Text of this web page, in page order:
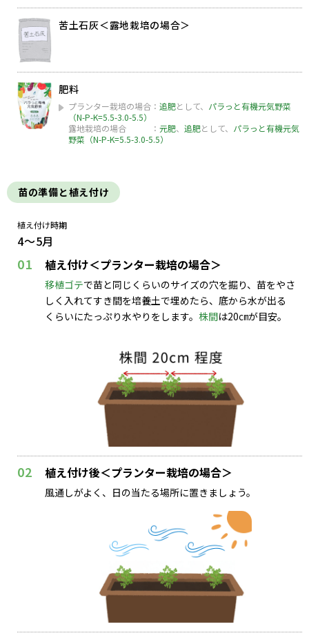
苦土石灰＜露地栽培の場合＞
肥料
プランター栽培の場合： 追肥として、 パラっと有機元気野菜
（N-P-K=5.5-3.0-5.5）
露地栽培の場合 ： 元肥、 追肥として、 パラっと有機元気
野菜（N-P-K=5.5-3.0-5.5）
苗の準備と植え付け
植え付け時期
4～5月
01 植え付け＜プランター栽培の場合＞
移植ゴテで苗と同じくらいのサイズの穴を掘り、苗をやさ
しく入れてすき間を培養土で埋めたら、底から水が出る
くらいにたっぷり水やりをします。 株間は20㎝が目安。
02 植え付け後＜プランター栽培の場合＞
風通しがよく、日の当たる場所に置きましょう。